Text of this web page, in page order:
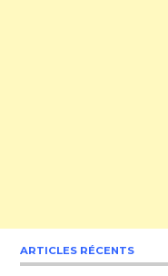
ARTICLES RÉCENTS